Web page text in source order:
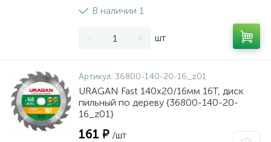
В наличии 1
- + шт
Артикул: 36800-140-20-16_z01
URAGAN Fast 140x20/16мм 16Т, диск
пильный по дереву {36800-140-20-
16_z01}
161 ₽ /шт